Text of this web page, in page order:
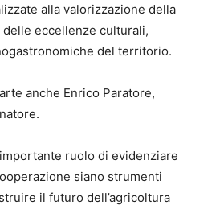
alla valorizzazione della
eccellenze culturali,
del territorio.
anche Enrico Paratore,
ruolo di evidenziare
siano strumenti
il futuro dell’agricoltura